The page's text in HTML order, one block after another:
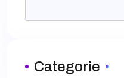
Categorie